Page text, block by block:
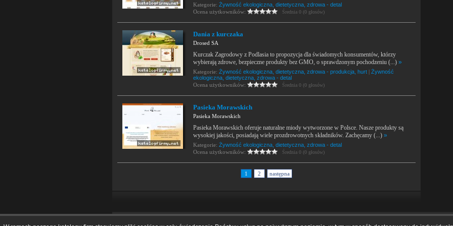
Kategorie: Żywność ekologiczna, dietetyczna, zdrowa - detal
Ocena użytkowników:
Średnia 0 (0 głosów)
Dania z kurczaka
Drosed SA
Kurczak Zagrodowy z Podlasia to propozycja dla świadomych konsumentów, którzy
wybierają zdrowe, bezpieczne produkty bez GMO, o sprawdzonym pochodzeniu (...) »
Kategorie: Żywność ekologiczna, dietetyczna, zdrowa - produkcja, hurt | Żywność
ekologiczna, dietetyczna, zdrowa - detal
Ocena użytkowników:
Średnia 0 (0 głosów)
Pasieka Morawskich
Pasieka Morawskich
Pasieka Morawskich oferuje naturalne miody wytworzone w Polsce. Nasze produkty są
wysokiej jakości, posiadają wiele prozdrowotnych składników. Zachęcamy (...) »
Kategorie: Żywność ekologiczna, dietetyczna, zdrowa - detal
Ocena użytkowników:
Średnia 0 (0 głosów)
1 2 następna
Home|O katalogu|Dodaj firmę|Regulamin|Kontakt|Tagi|RSS|Mapa strony